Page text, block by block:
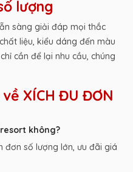
lượng
sàng giải đáp mọi thắc
liệu, kiểu dáng đến màu
cần để lại nhu cầu, chúng
XÍCH ĐU ĐƠN
không?
đơn số lượng lớn, ưu đãi giá